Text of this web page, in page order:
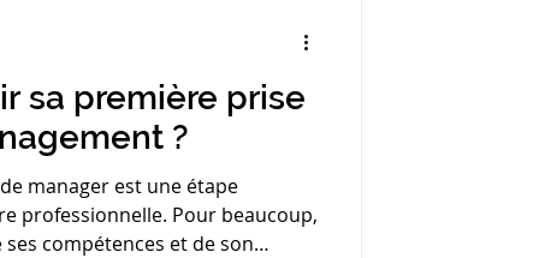
sa première prise
?
manager est une étape
professionnelle. Pour beaucoup,
ses compétences et de son